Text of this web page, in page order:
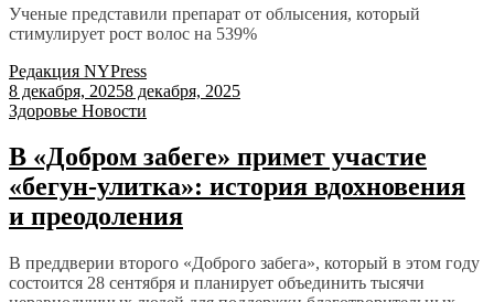
Ученые представили препарат от облысения, который
стимулирует рост волос на 539%
Редакция NYPress
8 декабря, 20258 декабря, 2025
Здоровье Новости
В «Добром забеге» примет участие
«бегун-улитка»: история вдохновения
и преодоления
В преддверии второго «Доброго забега», который в этом году
состоится 28 сентября и планирует объединить тысячи